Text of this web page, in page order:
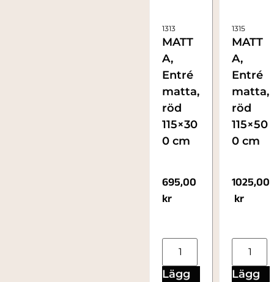
1313
MATT
A,
Entré
matta,
röd
115×30
0 cm
695,00
kr
Lägg
1315
MATT
A,
Entré
matta,
röd
115×50
0 cm
1025,00
kr
Lägg